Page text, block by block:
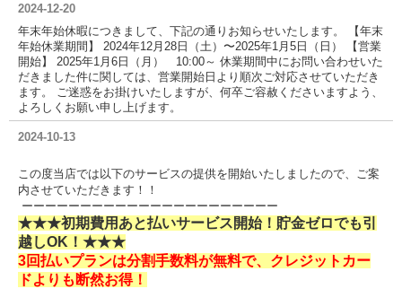
2024-12-20
年末年始休暇につきまして、下記の通りお知らせいたします。 【年末
年始休業期間】 2024年12月28日（土）〜2025年1月5日（日） 【営業
開始】 2025年1月6日（月） 10:00～ 休業期間中にお問い合わせいた
だきました件に関しては、営業開始日より順次ご対応させていただき
ます。 ご迷惑をお掛けいたしますが、何卒ご容赦くださいますよう、
よろしくお願い申し上げます。
2024-10-13
この度当店では以下のサービスの提供を開始いたしましたので、ご案
内させていただきます！！
ーーーーーーーーーーーーーーーーーーーーーー
★★★初期費用あと払いサービス開始！貯金ゼロでも引
越しOK ！★★★
3回払いプランは分割手数料が無料で、クレジットカー
ドよりも断然お得！